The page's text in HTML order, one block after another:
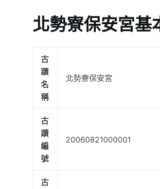
北勢寮保安宮基
古
蹟
名
稱
北勢寮保安宮
古
蹟
編
號
20060821000001
古